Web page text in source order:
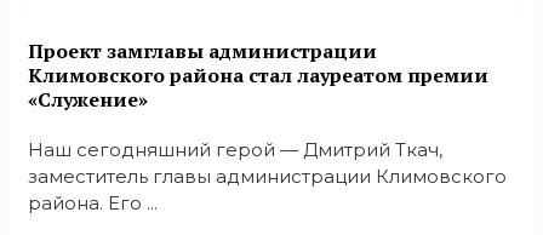
Проект замглавы администрации
Климовского района стал лауреатом премии
«Служение»
Наш сегодняшний герой — Дмитрий Ткач,
заместитель главы администрации Климовского
района. Его ...